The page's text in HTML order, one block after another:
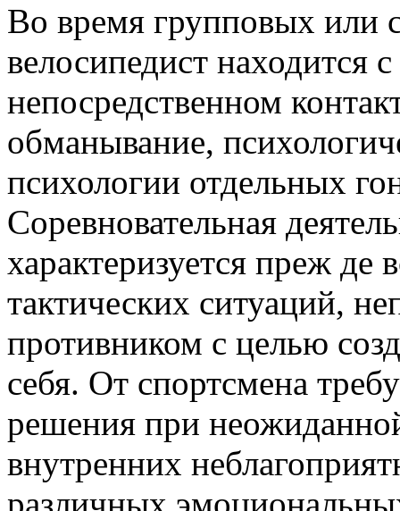
Во время групповых или
велосипедист находится
непосредственном
обманывание,
психологии отдельных
Соревновательная
характеризуется преж де
тактических ситуаций,
противником с целью
себя. От спортсмена
решения при
внутренних
различных